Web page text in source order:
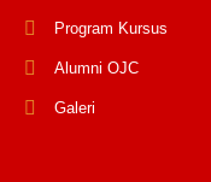
Program Kursus
Alumni OJC
Galeri